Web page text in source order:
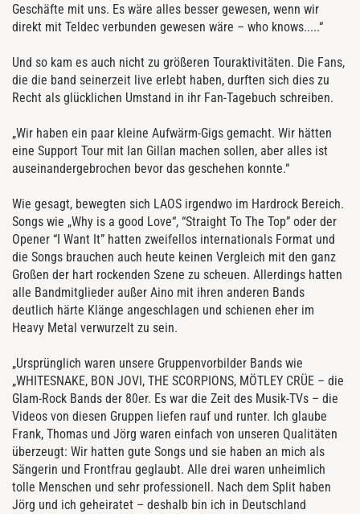
Geschäfte mit uns. Es wäre alles besser gewesen, wenn wir
direkt mit Teldec verbunden gewesen wäre – who knows.....“
Und so kam es auch nicht zu größeren Touraktivitäten. Die Fans,
die die band seinerzeit live erlebt haben, durften sich dies zu
Recht als glücklichen Umstand in ihr Fan-Tagebuch schreiben.
„Wir haben ein paar kleine Aufwärm-Gigs gemacht. Wir hätten
eine Support Tour mit Ian Gillan machen sollen, aber alles ist
auseinandergebrochen bevor das geschehen konnte.“
Wie gesagt, bewegten sich LAOS irgendwo im Hardrock Bereich.
Songs wie „Why is a good Love“, “Straight To The Top” oder der
Opener “I Want It” hatten zweifellos internationals Format und
die Songs brauchen auch heute keinen Vergleich mit den ganz
Großen der hart rockenden Szene zu scheuen. Allerdings hatten
alle Bandmitglieder außer Aino mit ihren anderen Bands
deutlich härte Klänge angeschlagen und schienen eher im
Heavy Metal verwurzelt zu sein.
„Ursprünglich waren unsere Gruppenvorbilder Bands wie
„WHITESNAKE, BON JOVI, THE SCORPIONS, MÖTLEY CRÜE – die
Glam-Rock Bands der 80er. Es war die Zeit des Musik-TVs – die
Videos von diesen Gruppen liefen rauf und runter. Ich glaube
Frank, Thomas und Jörg waren einfach von unseren Qualitäten
überzeugt: Wir hatten gute Songs und sie haben an mich als
Sängerin und Frontfrau geglaubt. Alle drei waren unheimlich
tolle Menschen und sehr professionell. Nach dem Split haben
Jörg und ich geheiratet – deshalb bin ich in Deutschland